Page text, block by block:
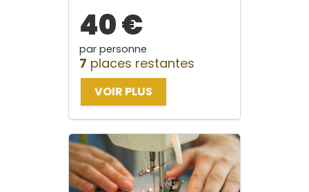
40 €
par personne
7 places restantes
VOIR PLUS